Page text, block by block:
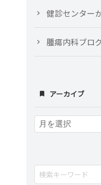
健診センター
腫瘍内科ブロ
アーカイブ
ー
カ